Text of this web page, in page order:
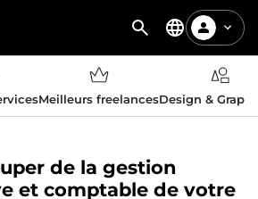
Meilleurs freelancesDesign &
de la gestion
et comptable de votre